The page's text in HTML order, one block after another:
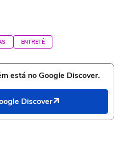
ENTRETÊ
está no Google Discover.
Discover